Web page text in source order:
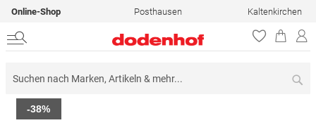
Online-Shop Posthausen Kaltenkirchen
Zum
Ende
-38%